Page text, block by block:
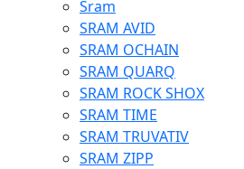
Sram
SRAM AVID
SRAM OCHAIN
SRAM QUARQ
SRAM ROCK SHOX
SRAM TIME
SRAM TRUVATIV
SRAM ZIPP